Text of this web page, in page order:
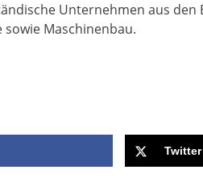
Unternehmen aus den
Maschinenbau.
Twitter